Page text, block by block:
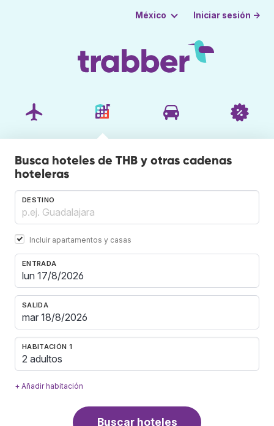
México Iniciar sesión →
Busca hoteles de THB y otras cadenas
hoteleras
DESTINO
Incluir apartamentos y casas
ENTRADA
SALIDA
HABITACIÓN 1
2 adultos
+ Añadir habitación
Buscar hoteles